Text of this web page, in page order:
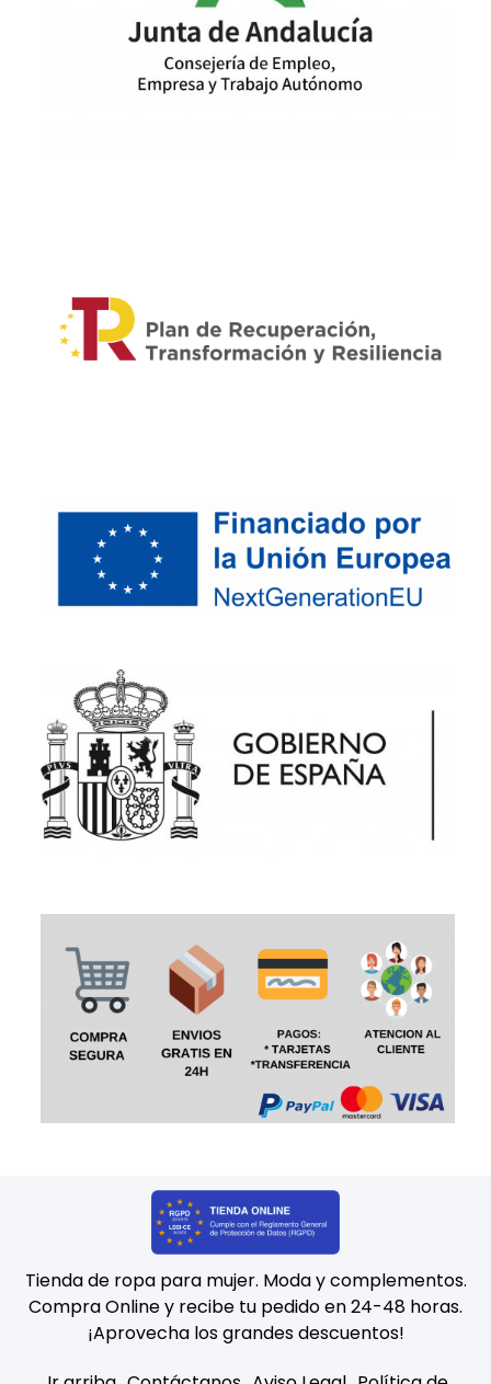
Tienda de ropa para mujer. Moda y complementos.
Compra Online y recibe tu pedido en 24-48 horas.
¡Aprovecha los grandes descuentos!